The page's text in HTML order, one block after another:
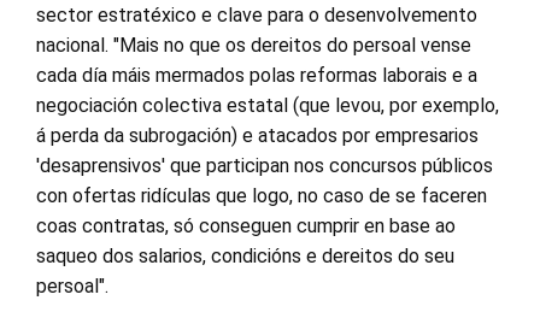
sector estratéxico e clave para o desenvolvemento
nacional. "Mais no que os dereitos do persoal vense
cada día máis mermados polas reformas laborais e a
negociación colectiva estatal (que levou, por exemplo,
á perda da subrogación) e atacados por empresarios
'desaprensivos' que participan nos concursos públicos
con ofertas ridículas que logo, no caso de se faceren
coas contratas, só conseguen cumprir en base ao
saqueo dos salarios, condicións e dereitos do seu
persoal".